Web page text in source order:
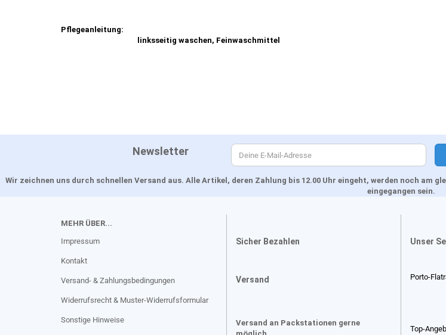
Pflegeanleitung:
linksseitig waschen, Feinwaschmittel
Newsletter
Wir zeichnen uns durch schnellen Versand aus. Alle Artikel, deren Zahlung bis 12.00 Uhr eingeht, werden noch am
eingegangen sein.
MEHR ÜBER...
Impressum
Kontakt
Versand- & Zahlungsbedingungen
Widerrufsrecht & Muster-Widerrufsformular
Sonstige Hinweise
Sicher Bezahlen
Versand
Versand an Packstationen gerne
Unser
Porto-
Top-